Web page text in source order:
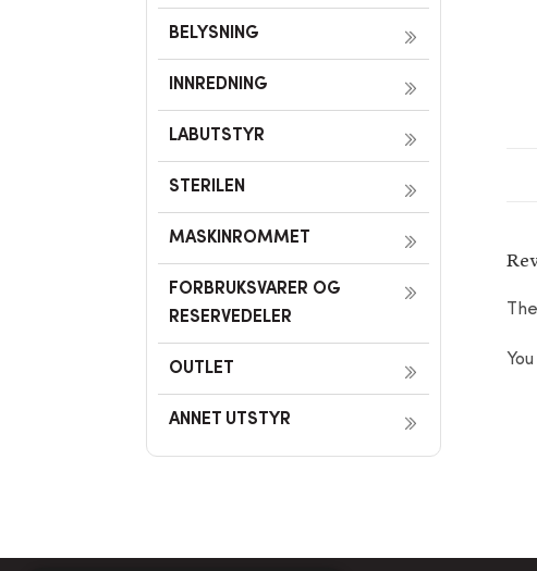
BELYSNING
INNREDNING
LABUTSTYR
STERILEN
MASKINROMMET
FORBRUKSVARER OG
RESERVEDELER
OUTLET
ANNET UTSTYR